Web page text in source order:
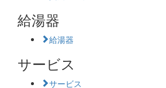
給湯器
給湯器
サービス
サービス